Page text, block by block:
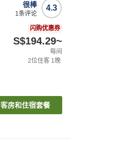
4.3
很棒
1条评论
闪购优惠券
S$194.29~
每间
2位住客 1晚
房和住宿套餐